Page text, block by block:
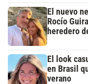
El nuevo
Rocío
heredero
El look
en Brasil
verano